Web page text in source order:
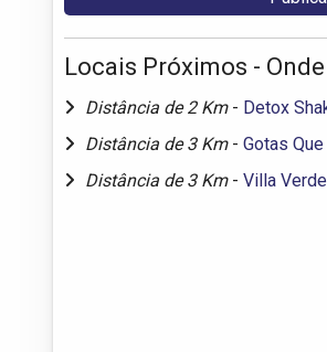
Locais Próximos -
Distância de 2 Km - Detox
Distância de 3 Km - Gotas
Distância de 3 Km - Villa